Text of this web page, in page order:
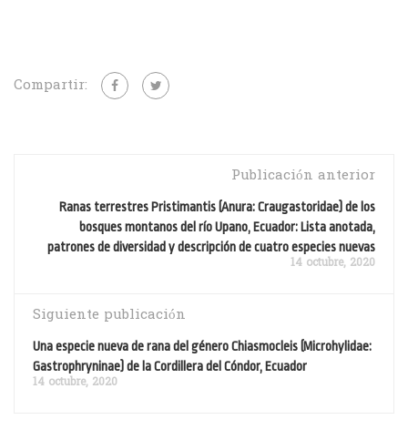
Compartir:
Publicación anterior
Ranas terrestres Pristimantis (Anura: Craugastoridae) de los
bosques montanos del río Upano, Ecuador: Lista anotada,
patrones de diversidad y descripción de cuatro especies nuevas
14 octubre, 2020
Siguiente publicación
Una especie nueva de rana del género Chiasmocleis (Microhylidae:
Gastrophryninae) de la Cordillera del Cóndor, Ecuador
14 octubre, 2020